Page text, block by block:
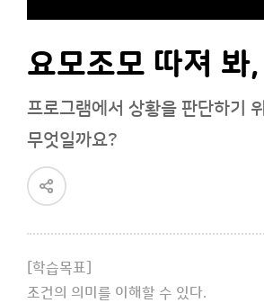
요모조모 따져 봐
프로그램에서 상황을 판단하기
무엇일까요?
공
유
하
[학습목표]
조건의 의미를 이해할 수 있다.